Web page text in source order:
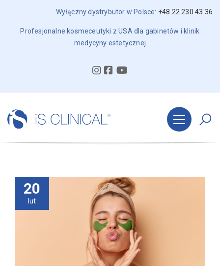
Wyłączny dystrybutor w Polsce: +48 22 230 43 36
Profesjonalne kosmeceutyki z USA dla gabinetów i klinik
medycyny estetycznej
20
lut